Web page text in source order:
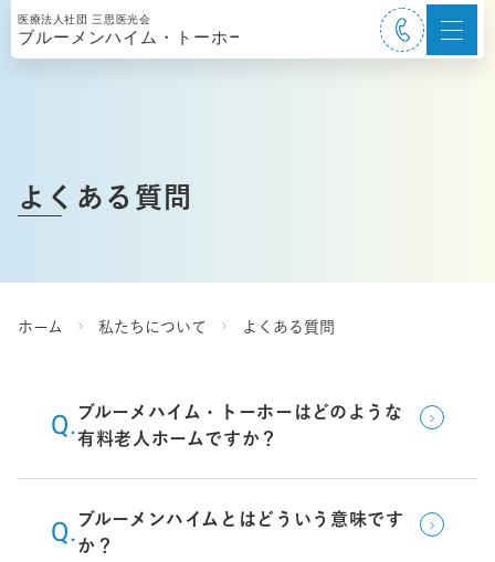
よくある質問
ホーム 私たちについて よくある質問
ブルーメハイム・トーホーはどのような
有料老人ホームですか？
ブルーメンハイムとはどういう意味です
か？